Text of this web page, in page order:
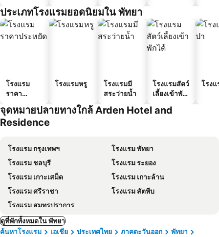
ประเภทโรงแรมยอดนิยมใน พัทยา
โรงแรม
ราคา
โรงแรมหรู
โรงแรมมี
สระว่ายน้ำ
โรงแรมสัตว์
เลี้ยงเข้าพัก
โรง
จุดหมายปลายทางใกล้ Arden Hotel and
Residence
โรงแรม กรุงเทพฯ
โรงแรม พัทยา
โรงแรม ชลบุรี
โรงแรม ระยอง
โรงแรม เกาะเสม็ด
โรงแรม เกาะล้าน
โรงแรม ศรีราชา
โรงแรม สัตหีบ
โรงแรม สมุทรปราการ
ดูที่พักทั้งหมดใน พัทยา
ค้นหาโรงแรม
เอเชีย ประเทศไทย ภาคตะวันออก
พัทยา